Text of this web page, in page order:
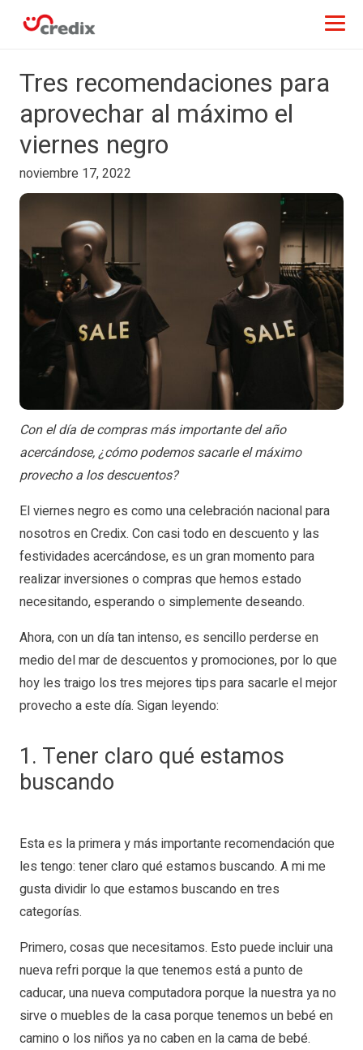
Tres recomendaciones para
aprovechar al máximo el
viernes negro
noviembre 17, 2022
Con el día de compras más importante del año
acercándose, ¿cómo podemos sacarle el máximo
provecho a los descuentos?
El viernes negro es como una celebración nacional para
nosotros en Credix. Con casi todo en descuento y las
festividades acercándose, es un gran momento para
realizar inversiones o compras que hemos estado
necesitando, esperando o simplemente deseando.
Ahora, con un día tan intenso, es sencillo perderse en
medio del mar de descuentos y promociones, por lo que
hoy les traigo los tres mejores tips para sacarle el mejor
provecho a este día. Sigan leyendo:
1. Tener claro qué estamos
buscando
Esta es la primera y más importante recomendación que
les tengo: tener claro qué estamos buscando. A mi me
gusta dividir lo que estamos buscando en tres
categorías.
Primero, cosas que necesitamos. Esto puede incluir una
nueva refri porque la que tenemos está a punto de
caducar, una nueva computadora porque la nuestra ya no
sirve o muebles de la casa porque tenemos un bebé en
camino o los niños ya no caben en la cama de bebé.